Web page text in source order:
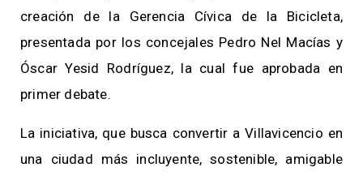
creación de la Gerencia Cívica de la Bicicleta,
presentada por los concejales Pedro Nel Macías y
Óscar Yesid Rodríguez, la cual fue aprobada en
primer debate.
La iniciativa, que busca convertir a Villavicencio en
una ciudad más incluyente, sostenible, amigable